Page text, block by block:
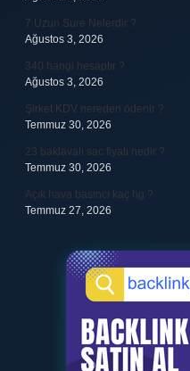
7 Uzun Sure Nelerdir ?
Ağustos 3, 2026
340 hangi hesaptır ?
Ağustos 3, 2026
Şirket KDV nereden ödenir ?
Temmuz 30, 2026
23 baklavalı sac fiyatı nedir ?
Temmuz 30, 2026
Açık hava basıncı kaç hg ?
Temmuz 27, 2026